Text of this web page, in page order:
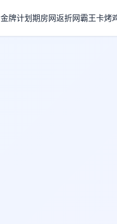
金牌计划期房网返折网霸王卡烤